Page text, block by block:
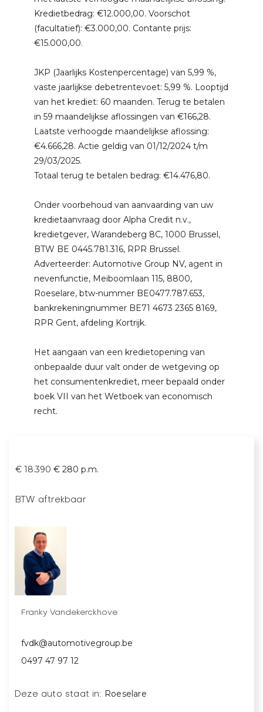
Kredietbedrag: €12.000,00. Voorschot
(facultatief): €3.000,00. Contante prijs:
€15.000,00.
JKP (Jaarlijks Kostenpercentage) van 5,99 %,
vaste jaarlijkse debetrentevoet: 5,99 %. Looptijd
van het krediet: 60 maanden. Terug te betalen
in 59 maandelijkse aflossingen van €166,28.
Laatste verhoogde maandelijkse aflossing:
€4.666,28. Actie geldig van 01/12/2024 t/m
29/03/2025.
Totaal terug te betalen bedrag: €14.476,80.
Onder voorbehoud van aanvaarding van uw
kredietaanvraag door Alpha Credit n.v.,
kredietgever, Warandeberg 8C, 1000 Brussel,
BTW BE 0445.781.316, RPR Brussel.
Adverteerder: Automotive Group NV, agent in
nevenfunctie, Meiboomlaan 115, 8800,
Roeselare, btw-nummer BE0477.787.653,
bankrekeningnummer BE71 4673 2365 8169,
RPR Gent, afdeling Kortrijk.
Het aangaan van een kredietopening van
onbepaalde duur valt onder de wetgeving op
het consumentenkrediet, meer bepaald onder
boek VII van het Wetboek van economisch
recht.
€ 18.390 € 280 p.m.
BTW aftrekbaar
Franky Vandekerckhove
fvdk@automotivegroup.be
0497 47 97 12
Deze auto staat in: Roeselare